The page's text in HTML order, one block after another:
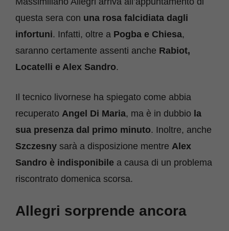
questa sera con una rosa falcidiata dagli
infortuni. Infatti, oltre a Pogba e Chiesa,
saranno certamente assenti anche Rabiot,
Locatelli e Alex Sandro.
Il tecnico livornese ha spiegato come abbia
recuperato Angel Di Maria, ma è in dubbio la
sua presenza dal primo minuto. Inoltre, anche
Szczesny sarà a disposizione mentre Alex
Sandro è indisponibile a causa di un problema
riscontrato domenica scorsa.
Allegri sorprende ancora